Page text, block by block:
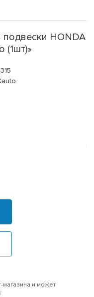
HONDA
(1шт)»
магазина и может